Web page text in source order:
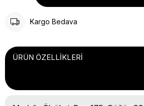
Kargo Bedava
ÜRÜN ÖZELLIKLERI